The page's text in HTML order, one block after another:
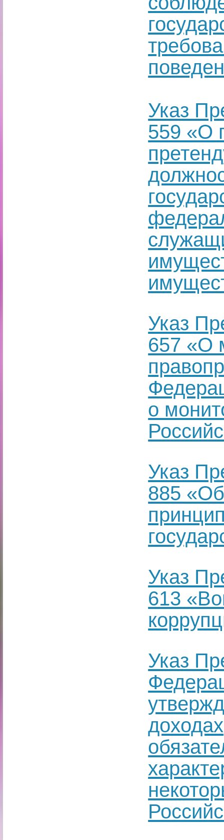
Указ
559 «О
Указ
657 «О
о
Указ
885
Указ
613
Указ